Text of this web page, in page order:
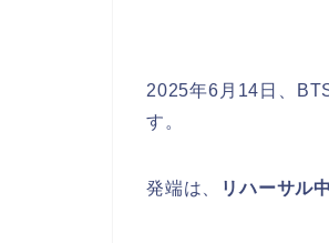
2025年6月14日、
す。
発端は、 リハーサル